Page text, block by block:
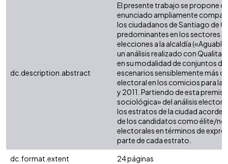
dc.description.abstract
El presente trabajo se propone
enunciado ampliamente
los ciudadanos de Santiago de
predominantes en los sectores
elecciones a la alcaldía
un análisis realizado con
en su modalidad de conjuntos
escenarios sensiblemente más
electoral en los comicios para la
y 2011. Partiendo de esta
sociológica» del análisis
los estratos de la ciudad acorde
de los candidatos como élite/no
electorales en términos de
parte de cada estrato.
dc.format.extent
24 páginas